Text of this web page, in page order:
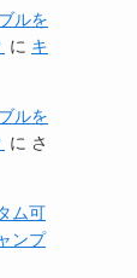
ルを
に キ
ルを
に さ
ム可
ンプ